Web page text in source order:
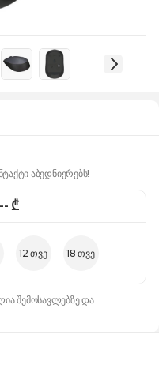
აბედნიერებს!
12 თვე 18 თვე
₾
შემოსავლებზე და